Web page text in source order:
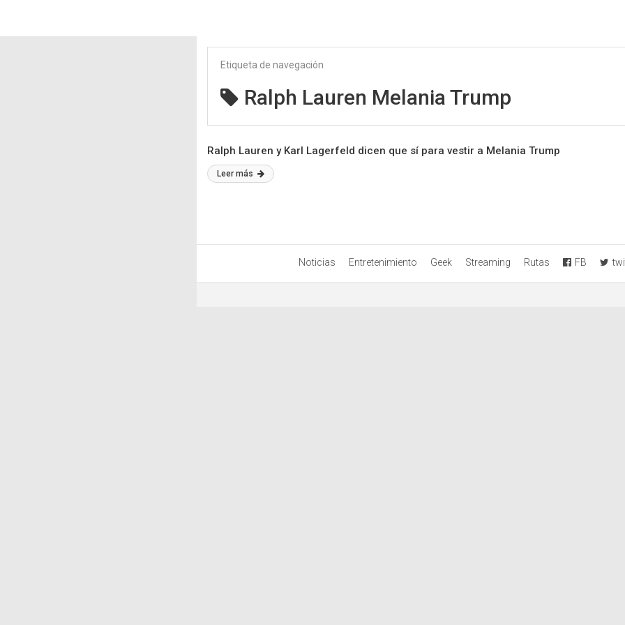
Etiqueta de navegación
Ralph Lauren Melania Trump
Ralph Lauren y Karl Lagerfeld dicen que sí para vestir a Melania Trump
Leer más
Noticias Entretenimiento Geek Streaming Rutas FB